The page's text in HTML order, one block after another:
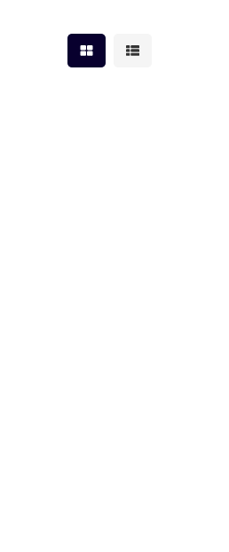
Mostrar resultados em
Mostrar